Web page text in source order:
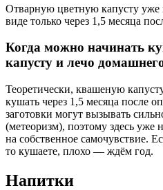
Отварную цветную капусту
виде только через 1,5 месяца
Когда можно начинать
капусту и лечо
Теоретически, квашеную
кушать через 1,5 месяца после
заготовки могут вызывать
(метеоризм), поэтому здесь уже
на собственное самочувствие.
то кушаете, плохо — ждём год.
Напитки